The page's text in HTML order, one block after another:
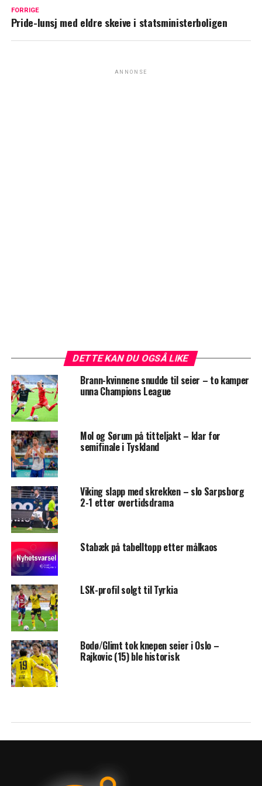
FORRIGE
Pride-lunsj med eldre skeive i statsministerboligen
ANNONSE
DETTE KAN DU OGSÅ LIKE
Brann-kvinnene snudde til seier – to kamper
unna Champions League
Mol og Sørum på titteljakt – klar for
semifinale i Tyskland
Viking slapp med skrekken – slo Sarpsborg
2-1 etter overtidsdrama
Stabæk på tabelltopp etter målkaos
LSK-profil solgt til Tyrkia
Bodø/Glimt tok knepen seier i Oslo –
Rajkovic (15) ble historisk